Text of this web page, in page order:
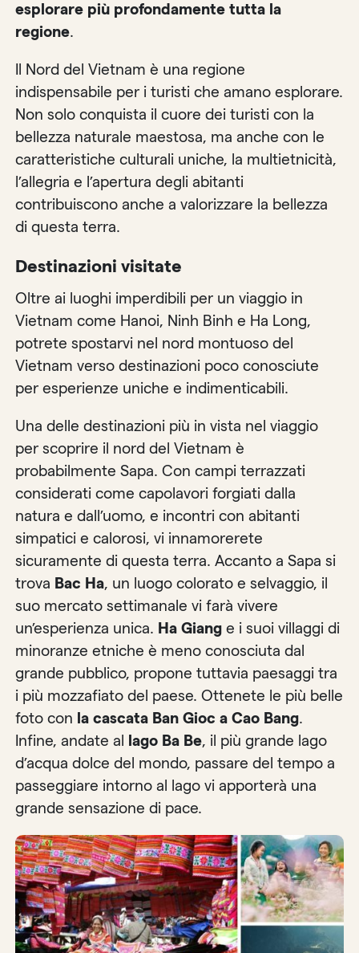
esplorare più profondamente tutta la
regione.
Il Nord del Vietnam è una regione
indispensabile per i turisti che amano esplorare.
Non solo conquista il cuore dei turisti con la
bellezza naturale maestosa, ma anche con le
caratteristiche culturali uniche, la multietnicità,
l’allegria e l’apertura degli abitanti
contribuiscono anche a valorizzare la bellezza
di questa terra.
Destinazioni visitate
Oltre ai luoghi imperdibili per un viaggio in
Vietnam come Hanoi, Ninh Binh e Ha Long,
potrete spostarvi nel nord montuoso del
Vietnam verso destinazioni poco conosciute
per esperienze uniche e indimenticabili.
Una delle destinazioni più in vista nel viaggio
per scoprire il nord del Vietnam è
probabilmente Sapa. Con campi terrazzati
considerati come capolavori forgiati dalla
natura e dall’uomo, e incontri con abitanti
simpatici e calorosi, vi innamorerete
sicuramente di questa terra. Accanto a Sapa si
trova Bac Ha, un luogo colorato e selvaggio, il
suo mercato settimanale vi farà vivere
un’esperienza unica. Ha Giang e i suoi villaggi di
minoranze etniche è meno conosciuta dal
grande pubblico, propone tuttavia paesaggi tra
i più mozzafiato del paese. Ottenete le più belle
foto con la cascata Ban Gioc a Cao Bang.
Infine, andate al
lago Ba Be, il più grande lago
d’acqua dolce del mondo, passare del tempo a
passeggiare intorno al lago vi apporterà una
grande sensazione di pace.